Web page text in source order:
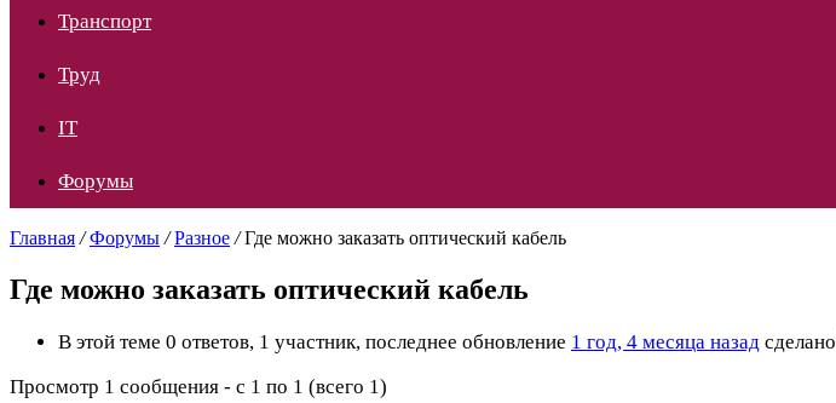
Транспорт
Труд
IT
Форумы
Главная / Форумы / Разное / Где можно заказать оптический кабель
Где можно заказать оптический кабель
В этой теме 0 ответов, 1 участник, последнее обновление 1 год, 4 месяца назад сделано
Просмотр 1 сообщения - с 1 по 1 (всего 1)